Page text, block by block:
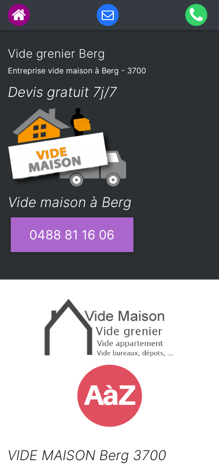
Vide grenier Berg
Entreprise vide maison à Berg - 3700
Devis gratuit 7j/7
Vide maison à Berg
0488 81 16 06
VIDE MAISON Berg 3700